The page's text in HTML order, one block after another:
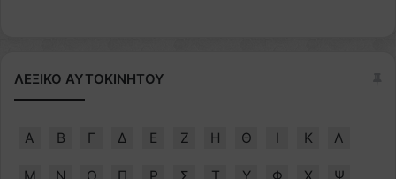
ΛΕΞΙΚΟ ΑΥΤΟΚΙΝΗΤΟΥ
Α Β Γ Δ Ε Ζ Η Θ Ι Κ Λ
Μ Ν Ο Π Ρ Σ Τ Υ Φ Χ Ψ